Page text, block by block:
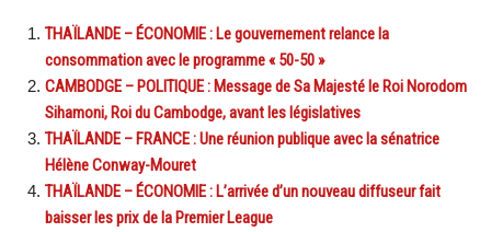
THAÏLANDE – ÉCONOMIE : Le gouvernement relance la
consommation avec le programme « 50-50 »
CAMBODGE – POLITIQUE : Message de Sa Majesté le Roi Norodom
Sihamoni, Roi du Cambodge, avant les législatives
THAÏLANDE – FRANCE : Une réunion publique avec la sénatrice
Hélène Conway-Mouret
THAÏLANDE – ÉCONOMIE : L’arrivée d’un nouveau diffuseur fait
baisser les prix de la Premier League